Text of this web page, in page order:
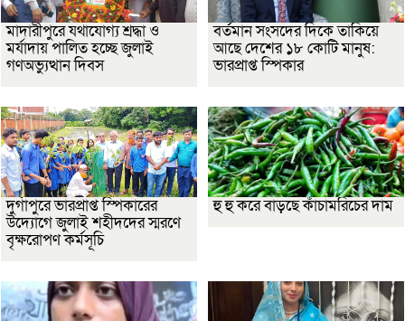
মাদারীপুরে যথাযোগ্য শ্রদ্ধা ও
মর্যাদায় পালিত হচ্ছে জুলাই
গণঅভ্যুত্থান দিবস
বর্তমান সংসদের দিকে তাকিয়ে
আছে দেশের ১৮ কোটি মানুষ:
ভারপ্রাপ্ত স্পিকার
দুর্গাপুরে ভারপ্রাপ্ত স্পিকারের
উদ্যোগে জুলাই শহীদদের স্মরণে
বৃক্ষরোপণ কর্মসূচি
হু হু করে বাড়ছে কাঁচামরিচের দাম